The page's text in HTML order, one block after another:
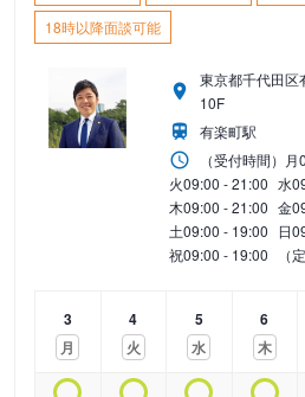
18時以降面談可能
東京都千代田
10F
有楽町駅
（受付時間） 月
火09:00 - 21:00 水
木09:00 - 21:00 金
土09:00 - 19:00 日
祝09:00 - 19:00 （
3
月
4
火
5
水
6
木